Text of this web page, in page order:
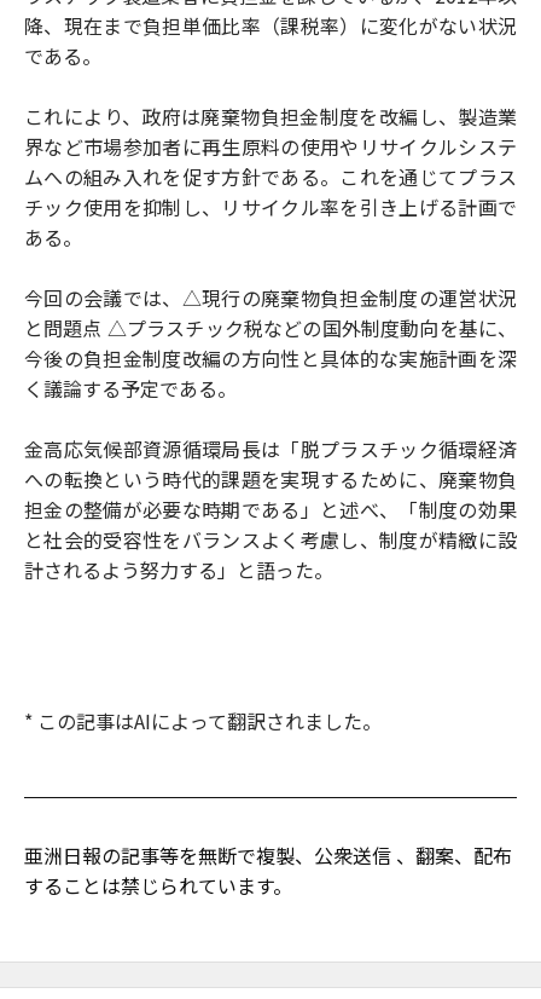
降、現在まで負担単価比率（課税率）に変化がない状況
である。
これにより、政府は廃棄物負担金制度を改編し、製造業
界など市場参加者に再生原料の使用やリサイクルシステ
ムへの組み入れを促す方針である。これを通じてプラス
チック使用を抑制し、リサイクル率を引き上げる計画で
ある。
今回の会議では、△現行の廃棄物負担金制度の運営状況
と問題点 △プラスチック税などの国外制度動向を基に、
今後の負担金制度改編の方向性と具体的な実施計画を深
く議論する予定である。
金高応気候部資源循環局長は「脱プラスチック循環経済
への転換という時代的課題を実現するために、廃棄物負
担金の整備が必要な時期である」と述べ、「制度の効果
と社会的受容性をバランスよく考慮し、制度が精緻に設
計されるよう努力する」と語った。
* この記事はAIによって翻訳されました。
亜洲日報の記事等を無断で複製、公衆送信 、翻案、配布
することは禁じられています。